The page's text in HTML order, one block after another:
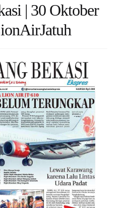
Expand
child
menu
| 30 Oktober